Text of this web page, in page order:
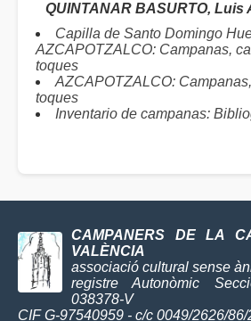
QUINTANAR BASURTO, Luis
Capilla de Santo Domingo
AZCAPOTZALCO: Campanas,
toques
AZCAPOTZALCO:
toques
Inventario de campanas:
CAMPANERS DE LA
VALÈNCIA
associació cultural sense
registre Autonòmic
038378-V
CIF G-97540959 - c/c 0049/2626/